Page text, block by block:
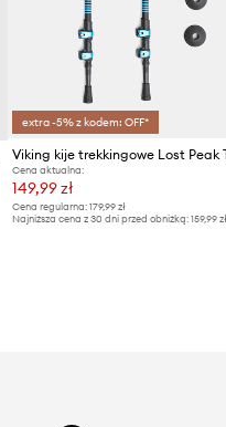
extra -5% z kodem: OFF*
Cena aktualna:
149,99 zł
Cena regularna: 179,99 zł
Najniższa cena z 30 dni przed obniżką: 159,99 zł